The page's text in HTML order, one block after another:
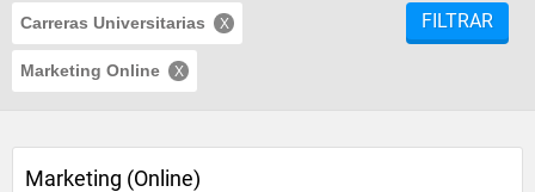
Carreras Universitarias
Marketing Online
FILTRAR
Marketing (Online)